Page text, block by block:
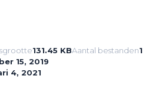
131.45 KBAantal bestanden1
15, 2019
4, 2021